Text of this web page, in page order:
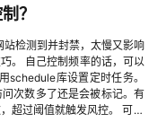
务转化情况。 ○ 用户洞察分
帮助企业进一步理解不同用
，逐步走向“自然语言驱动的
析能力保持一致，不同版本
户数据统一升级：构建完整
渠道和业务场景中：Web 网
如果不同渠道的
域用户关联】。 通过用户身
？
检测到并封禁，太慢又影响
可以
schedule库设置定时任务。
次数多了还是会被标记。有
阈值就触发风控。 可以